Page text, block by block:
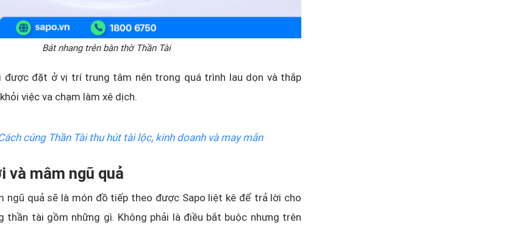
Bát nhang trên bàn thờ Thần Tài
được đặt ở vị trí trung tâm nên trong quá trình lau dọn và thắp
việc va chạm làm xê dịch.
cúng Thần Tài thu hút tài lộc, kinh doanh và may mắn
và mâm ngũ quả
ngũ quả sẽ là món đồ tiếp theo được Sapo liệt kê để trả lời cho
thần tài gồm những gì. Không phải là điều bắt buộc nhưng trên